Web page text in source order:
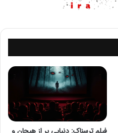
اتاق فرار
باید مطمئن باشند که در
زیر است:
و هوای تازه.
پایش وضعیت بازیکنان.